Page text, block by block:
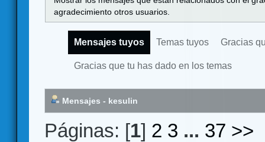
agradecimiento otros usuarios.
Mensajes tuyos Temas tuyos Gracias
Gracias que tu has dado en los temas
Mensajes - kesulin
Páginas: [1] 2 3 ... 37 >>